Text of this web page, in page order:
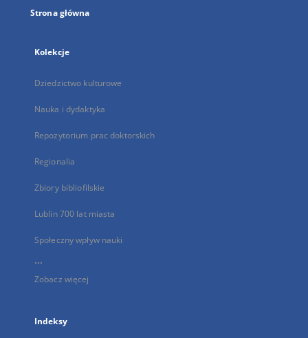
Strona główna
Kolekcje
Dziedzictwo kulturowe
Nauka i dydaktyka
Repozytorium prac doktorskich
Regionalia
Zbiory bibliofilskie
Lublin 700 lat miasta
Społeczny wpływ nauki
...
Zobacz więcej
Indeksy